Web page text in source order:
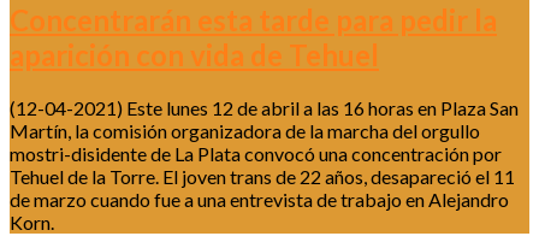
Concentrarán esta tarde para pedir la
aparición con vida de Tehuel
(12-04-2021) Este lunes 12 de abril a las 16 horas en Plaza San
Martín, la comisión organizadora de la marcha del orgullo
mostri-disidente de La Plata convocó una concentración por
Tehuel de la Torre. El joven trans de 22 años, desapareció el 11
de marzo cuando fue a una entrevista de trabajo en Alejandro
Korn.